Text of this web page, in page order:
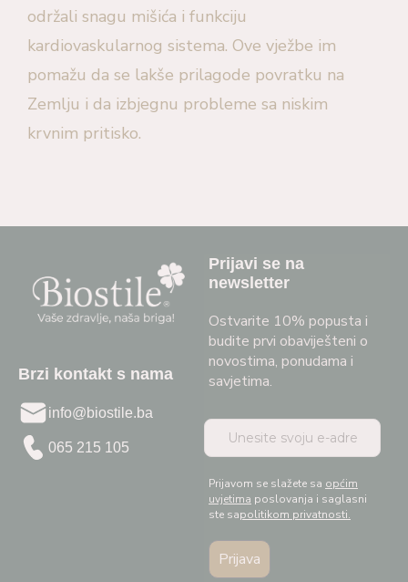
održali snagu mišića i funkciju
kardiovaskularnog sistema. Ove vježbe im
pomažu da se lakše prilagode povratku na
Zemlju i da izbjegnu probleme sa niskim
krvnim pritisko.
Brzi kontakt s nama
info@biostile.ba
065 215 105
Prijavi se na
newsletter
Ostvarite 10% popusta i
budite prvi obaviješteni o
novostima, ponudama i
savjetima.
Prijavom se slažete sa općim
uvjetima poslovanja i saglasni
ste sapolitikom privatnosti.
Prijava